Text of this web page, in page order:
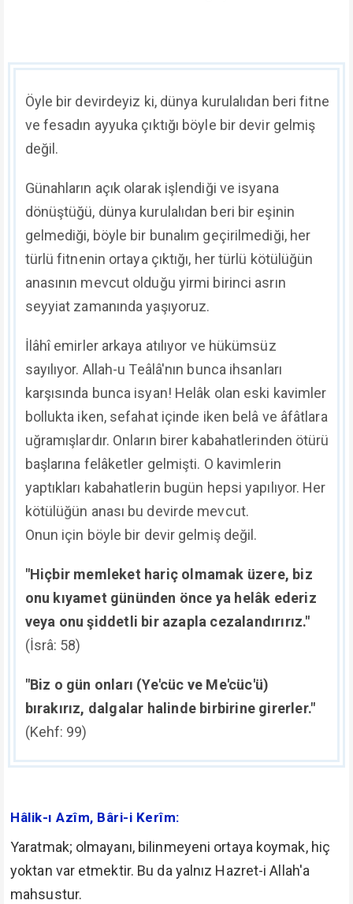
Öyle bir devirdeyiz ki, dünya kurulalıdan beri fitne
ve fesadın ayyuka çıktığı böyle bir devir gelmiş
değil.
Günahların açık olarak işlendiği ve isyana
dönüştüğü, dünya kurulalıdan beri bir eşinin
gelmediği, böyle bir bunalım geçirilmediği, her
türlü fitnenin ortaya çıktığı, her türlü kötülüğün
anasının mevcut olduğu yirmi birinci asrın
seyyiat zamanında yaşıyoruz.
İlâhî emirler arkaya atılıyor ve hükümsüz
sayılıyor. Allah-u Teâlâ'nın bunca ihsanları
karşısında bunca isyan! Helâk olan eski kavimler
bollukta iken, sefahat içinde iken belâ ve âfâtlara
uğramışlardır. Onların birer kabahatlerinden ötürü
başlarına felâketler gelmişti. O kavimlerin
yaptıkları kabahatlerin bugün hepsi yapılıyor. Her
kötülüğün anası bu devirde mevcut.
Onun için böyle bir devir gelmiş değil.
"Hiçbir memleket hariç olmamak üzere, biz
onu kıyamet gününden önce ya helâk ederiz
veya onu şiddetli bir azapla cezalandırırız."
(İsrâ: 58)
"Biz o gün onları (Ye'cüc ve Me'cüc'ü)
bırakırız, dalgalar halinde birbirine girerler."
(Kehf: 99)
Hâlik-ı Azîm, Bâri-i Kerîm:
Yaratmak; olmayanı, bilinmeyeni ortaya koymak, hiç
yoktan var etmektir. Bu da yalnız Hazret-i Allah'a
mahsustur.